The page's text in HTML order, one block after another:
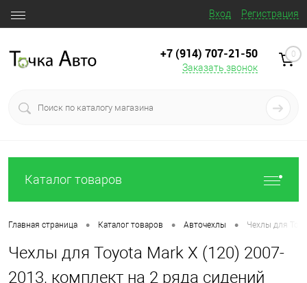
Вход Регистрация
+7 (914) 707‒21‒50
Заказать звонок
0
Каталог товаров
Главная страница • Каталог товаров • Авточехлы • Чехлы для
Чехлы для Toyota Mark X (120) 2007-
2013, комплект на 2 ряда сидений